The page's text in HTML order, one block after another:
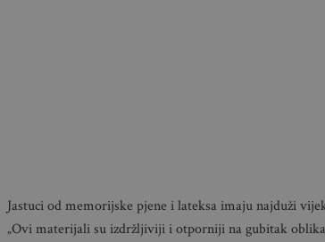
Jastuci od memorijske pjene i lateksa imaju najduži
„Ovi materijali su izdržljiviji i otporniji na gubitak